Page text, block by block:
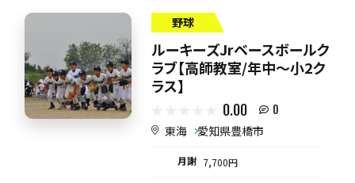
野球
ルーキーズJrベースボールク
ラブ【高師教室/年中～小2ク
ラス】
0.00 0
東海 愛知県豊橋市
月謝 7,700円